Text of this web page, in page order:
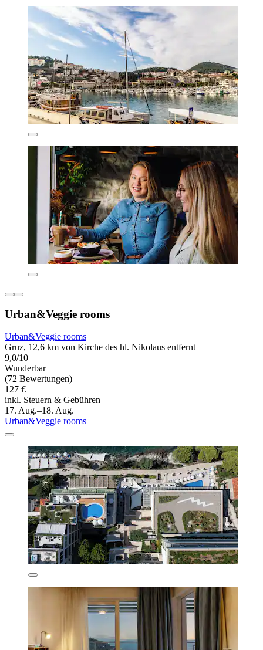
Urban&Veggie rooms
Urban&Veggie rooms
Gruz, 12,6 km von Kirche des hl. Nikolaus entfernt
9,0/10
Wunderbar
(72 Bewertungen)
127 €
inkl. Steuern & Gebühren
17. Aug.–18. Aug.
Urban&Veggie rooms